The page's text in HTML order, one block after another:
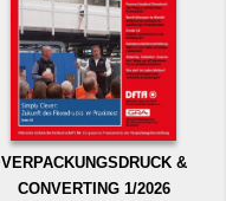
VERPACKUNGSDRUCK &
CONVERTING 1/2026